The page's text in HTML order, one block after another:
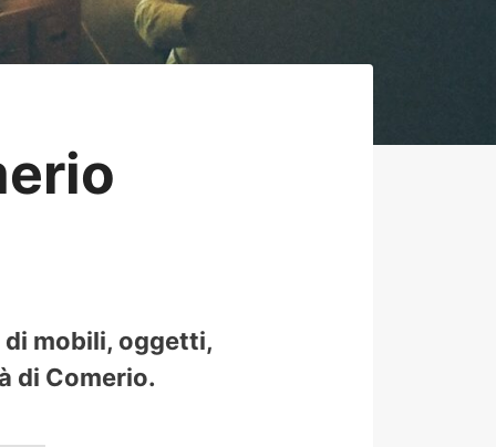
mobili, oggetti,
di Comerio.